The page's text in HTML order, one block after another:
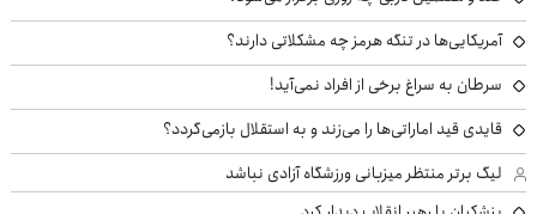
آمریکایی‌ها در تنگه هرمز چه مشکلاتی دارند؟
سرطان به سراغ برخی از افراد نمی‌آید!
قایدی قید اماراتی‌ها را می‌زند و به استقلال بازمی‌گردد؟
لیگ برتر منتظر میزبانی ورزشگاه آزادی نباشد